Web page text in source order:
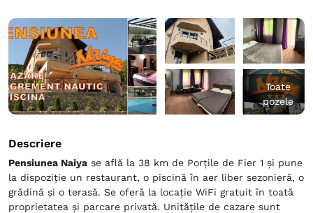
Toate
pozele
Descriere
Pensiunea Naiya se află la 38 km de Porţile de Fier 1 și pune
la dispoziție un restaurant, o piscină în aer liber sezonieră, o
grădină și o terasă. Se oferă la locație WiFi gratuit în toată
proprietatea și parcare privată. Unitățile de cazare sunt